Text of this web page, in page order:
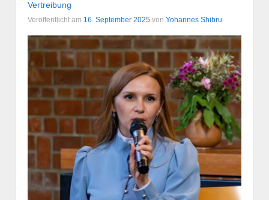
Vertreibung
Veröffentlicht am 16. September 2025 von Yohannes Shibru